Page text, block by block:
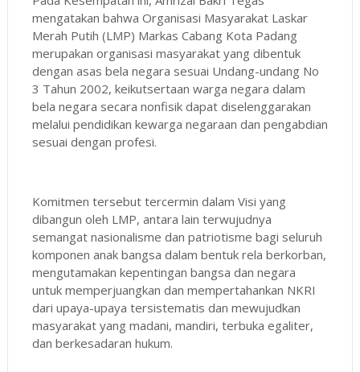
mengatakan bahwa Organisasi Masyarakat Laskar
Merah Putih (LMP) Markas Cabang Kota Padang
merupakan organisasi masyarakat yang dibentuk
dengan asas bela negara sesuai Undang-undang No
3 Tahun 2002, keikutsertaan warga negara dalam
bela negara secara nonfisik dapat diselenggarakan
melalui pendidikan kewarga negaraan dan pengabdian
sesuai dengan profesi.
Komitmen tersebut tercermin dalam Visi yang
dibangun oleh LMP, antara lain terwujudnya
semangat nasionalisme dan patriotisme bagi seluruh
komponen anak bangsa dalam bentuk rela berkorban,
mengutamakan kepentingan bangsa dan negara
untuk memperjuangkan dan mempertahankan NKRI
dari upaya-upaya tersistematis dan mewujudkan
masyarakat yang madani, mandiri, terbuka egaliter,
dan berkesadaran hukum.